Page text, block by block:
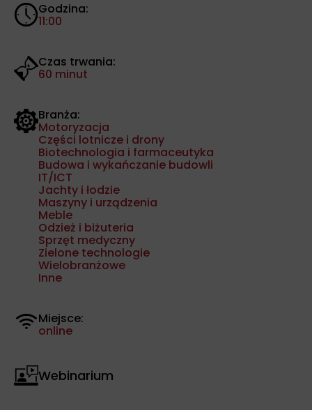
Godzina:
11:00
Czas trwania:
60 minut
Branża:
Motoryzacja
Części lotnicze i drony
Biotechnologia i farmaceutyka
Budowa i wykańczanie budowli
IT/ICT
Jachty i łodzie
Maszyny i urządzenia
Meble
Odzież i biżuteria
Sprzęt medyczny
Zielone technologie
Wielobranżowe
Inne
Miejsce:
online
Webinarium